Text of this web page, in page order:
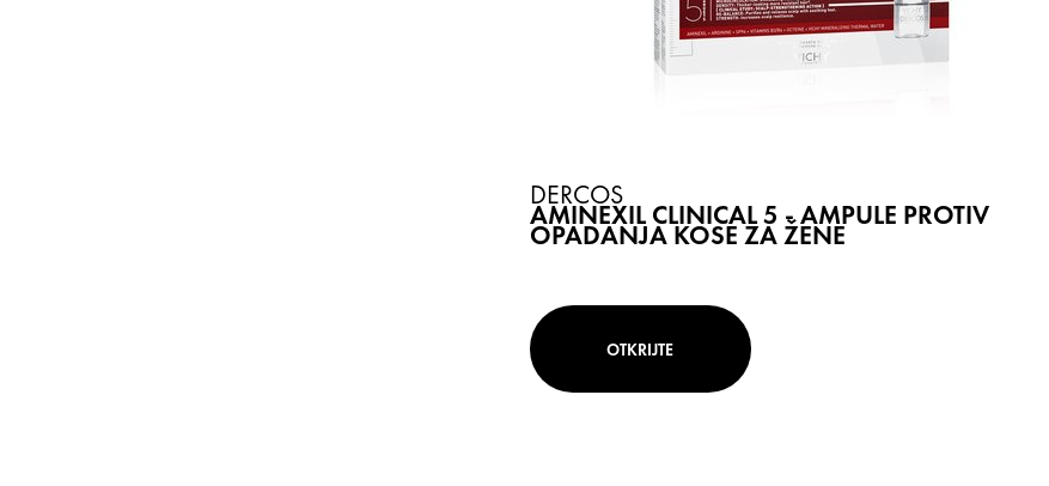
DERCOS
AMINEXIL CLINICAL 5 - AMPULE PROTIV
OPADANJA KOSE ZA ŽENE
OTKRIJTE